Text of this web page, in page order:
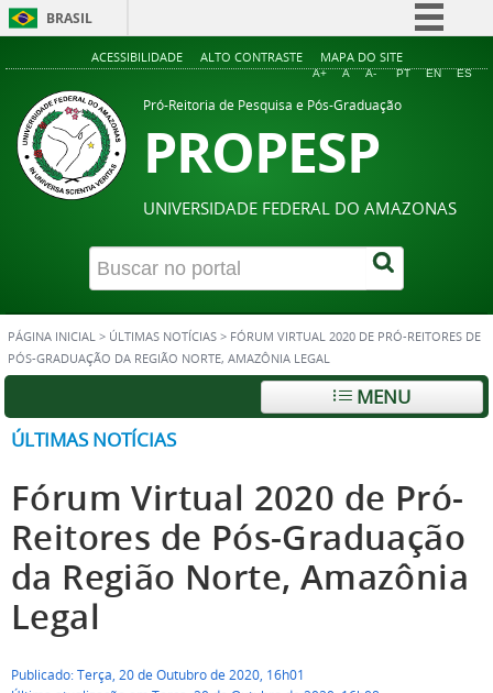
BRASIL
Simplifique!
Acesso à informação
ACESSIBILIDADE ALTO CONTRASTE MAPA DO SITE
A+ A A- PT EN ES
Pró-Reitoria de Pesquisa e Pós-Graduação
PROPESP
UNIVERSIDADE FEDERAL DO AMAZONAS
PÁGINA INICIAL > ÚLTIMAS NOTÍCIAS > FÓRUM VIRTUAL 2020 DE PRÓ-REITORES DE
PÓS-GRADUAÇÃO DA REGIÃO NORTE, AMAZÔNIA LEGAL
MENU
ÚLTIMAS NOTÍCIAS
Fórum Virtual 2020 de Pró-
Reitores de Pós-Graduação
da Região Norte, Amazônia
Legal
Publicado: Terça, 20 de Outubro de 2020, 16h01